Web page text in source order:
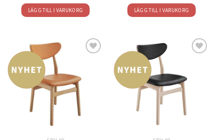
LÄGG TILL I VARUKORG LÄGG TILL I VARUKORG
önskelistan
önskelistan